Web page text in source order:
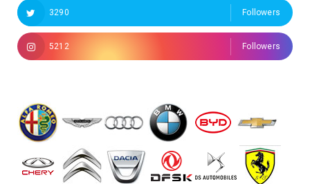
3290 Followers
5212 Followers